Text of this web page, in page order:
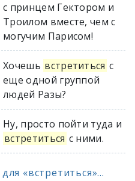
с принцем Гектором и
Троилом вместе, чем с
могучим Парисом!
Хочешь встретиться с
еще одной группой
людей Разы?
Ну, просто пойти туда и
встретиться с ними.
«встретиться»...